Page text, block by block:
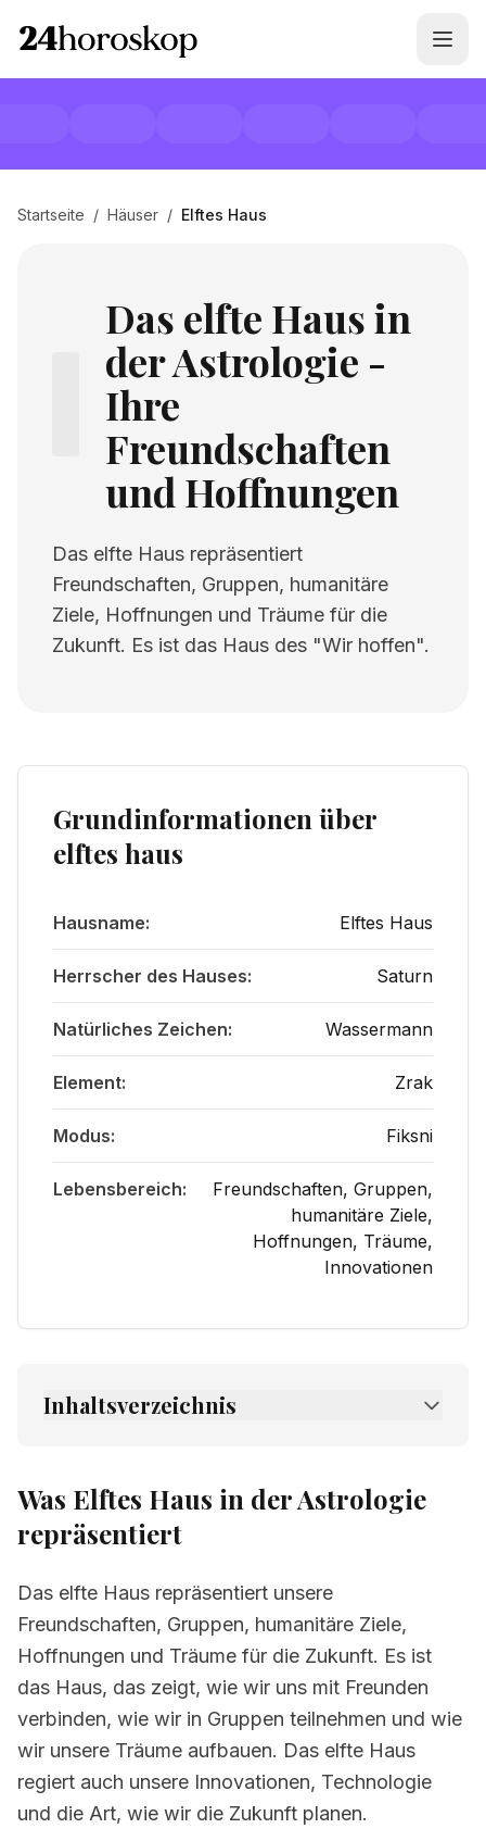
Startseite / Häuser / Elftes Haus
Das elfte Haus in
der Astrologie -
Ihre
Freundschaften
und Hoffnungen
Das elfte Haus repräsentiert
Freundschaften, Gruppen, humanitäre
Ziele, Hoffnungen und Träume für die
Zukunft. Es ist das Haus des "Wir hoffen".
Grundinformationen über
elftes haus
Hausname: Elftes Haus
Herrscher des Hauses: Saturn
Natürliches Zeichen: Wassermann
Element: Zrak
Modus: Fiksni
Lebensbereich:
Freundschaften, Gruppen,
humanitäre Ziele,
Hoffnungen, Träume,
Innovationen
Inhaltsverzeichnis
1.1 Lebensbereiche, die Elftes Haus abdeckt
1.2
Wie sich die Energien von Jedanaeste
1.3 Warum Elftes Haus im
Geburtshoroskop wichtig ist
2. Tiefere Bedeutung von Jedanaeste kuće
Psychologische Bedeutung von
Jedanaeste kuće
2.2
Praktischer Lebensbereich von
Jedanaeste kuće
Was Elftes Haus in der Astrologie
repräsentiert
Das elfte Haus repräsentiert unsere
Freundschaften, Gruppen, humanitäre Ziele,
Hoffnungen und Träume für die Zukunft. Es ist
das Haus, das zeigt, wie wir uns mit Freunden
verbinden, wie wir in Gruppen teilnehmen und wie
wir unsere Träume aufbauen. Das elfte Haus
regiert auch unsere Innovationen, Technologie
und die Art, wie wir die Zukunft planen.